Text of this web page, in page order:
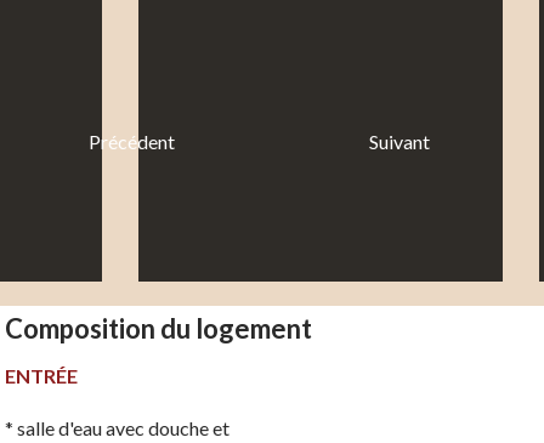
Précédent Suivant
Composition du logement
ENTRÉE
* salle d'eau avec douche et